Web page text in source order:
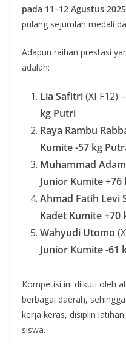
pada 11–12 Agustus 2025
pulang sejumlah medali
Adapun raihan prestasi
adalah:
Lia Safitri(XI F12) –
kg Putri
Raya Rambu
Kumite -57 kg
Muhammad Adam
Junior Kumite +76
Ahmad Fatih Levi
Kadet Kumite +70
Wahyudi Utomo
Junior Kumite -61
Kompetisi ini diikuti oleh
berbagai daerah,
kerja keras, disiplin
siswa.